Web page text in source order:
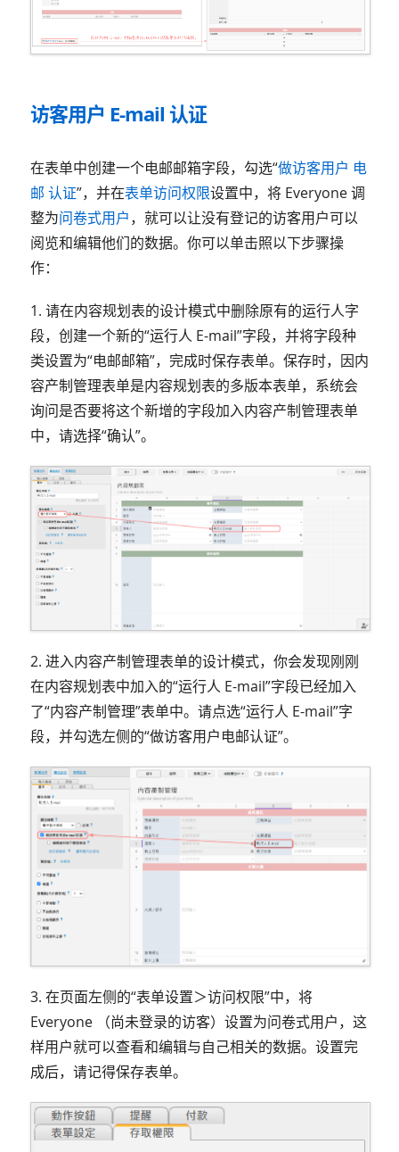
访客用户 E-mail 认证
在表单中创建一个电邮邮箱字段，勾选“做访客用户 电
邮 认证”，并在表单访问权限设置中，将 Everyone 调
整为问卷式用户，就可以让没有登记的访客用户可以
阅览和编辑他们的数据。你可以单击照以下步骤操
作：
1. 请在内容规划表的设计模式中删除原有的运行人字
段，创建一个新的“运行人 E-mail”字段，并将字段种
类设置为“电邮邮箱”，完成时保存表单。保存时，因内
容产制管理表单是内容规划表的多版本表单，系统会
询问是否要将这个新增的字段加入内容产制管理表单
中，请选择“确认”。
2. 进入内容产制管理表单的设计模式，你会发现刚刚
在内容规划表中加入的“运行人 E-mail”字段已经加入
了“内容产制管理”表单中。请点选“运行人 E-mail”字
段，并勾选左侧的“做访客用户电邮认证”。
3. 在页面左侧的“表单设置＞访问权限”中，将
Everyone （尚未登录的访客）设置为问卷式用户，这
样用户就可以查看和编辑与自己相关的数据。设置完
成后，请记得保存表单。